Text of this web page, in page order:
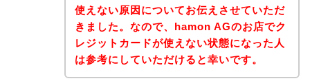
使えない原因についてお伝えさせていただ
きました。なので、hamon AGのお店でク
レジットカードが使えない状態になった人
は参考にしていただけると幸いです。